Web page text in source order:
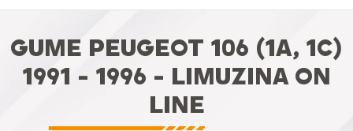
GUME PEUGEOT 106 (1A, 1C)
1991 - 1996 - LIMUZINA ON
LINE